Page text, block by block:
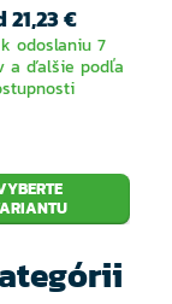
21,23 €
odoslaniu 7
a ďalšie podľa